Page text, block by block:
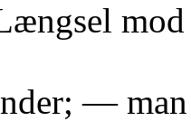
mod
—